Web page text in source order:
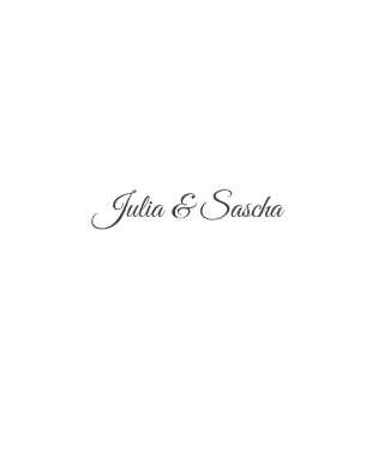
Julia & Sascha